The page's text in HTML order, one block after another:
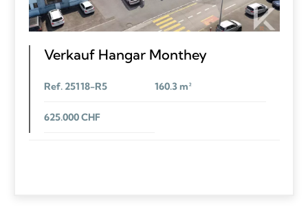
Verkauf Hangar Monthey
Ref. 25118-R5 160.3 m²
625.000 CHF